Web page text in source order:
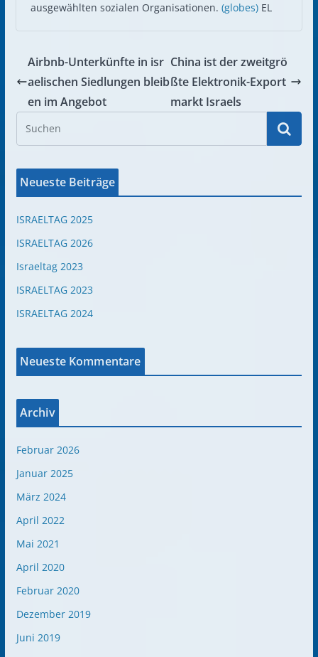
ausgewählten sozialen Organisationen. (globes) EL
Airbnb-Unterkünfte in isr
aelischen Siedlungen bleib
en im Angebot
China ist der zweitgrö
ßte Elektronik-Export
markt Israels
Neueste Beiträge
ISRAELTAG 2025
ISRAELTAG 2026
Israeltag 2023
ISRAELTAG 2023
ISRAELTAG 2024
Neueste Kommentare
Archiv
Februar 2026
Januar 2025
März 2024
April 2022
Mai 2021
April 2020
Februar 2020
Dezember 2019
Juni 2019